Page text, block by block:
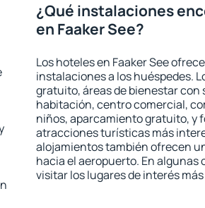
¿Qué instalaciones
en Faaker See?
Los hoteles en Faaker See
instalaciones a los huéspedes.
gratuito, áreas de bienestar
habitación, centro comercial,
niños, aparcamiento gratuito, y
atracciones turísticas más
alojamientos también ofrecen
hacia el aeropuerto. En
visitar los lugares de interés